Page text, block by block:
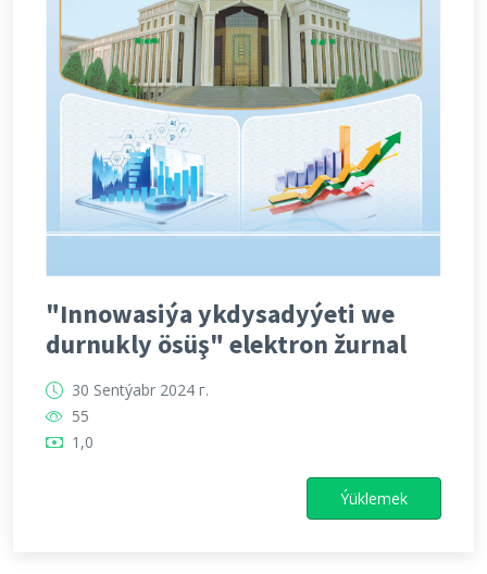
"Innowasiýa ykdysadyýeti we
durnukly ösüş" elektron žurnal
30 Sentýabr 2024 г.
55
1,0
Ýüklemek